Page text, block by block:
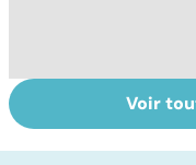
Bien dormir,
mais... sans
Voir